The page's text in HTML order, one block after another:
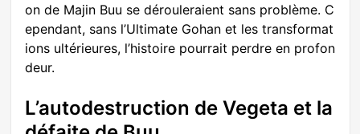
on de Majin Buu se dérouleraient sans problème. C
ependant, sans l’Ultimate Gohan et les transformat
ions ultérieures, l’histoire pourrait perdre en profon
deur.
L’autodestruction de Vegeta et la